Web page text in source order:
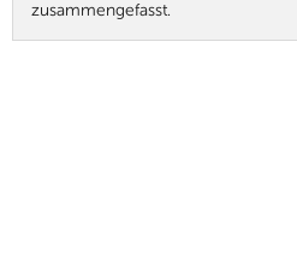
zusammengefasst.